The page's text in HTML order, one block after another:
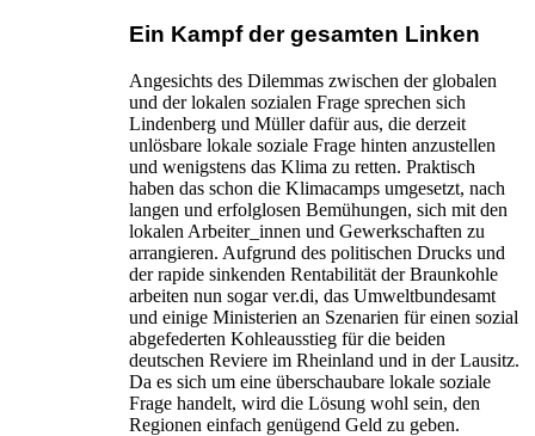
Ein Kampf der gesamten Linken
Angesichts des Dilemmas zwischen der globalen
und der lokalen sozialen Frage sprechen sich
Lindenberg und Müller dafür aus, die derzeit
unlösbare lokale soziale Frage hinten anzustellen
und wenigstens das Klima zu retten. Praktisch
haben das schon die Klimacamps umgesetzt, nach
langen und erfolglosen Bemühungen, sich mit den
lokalen Arbeiter_innen und Gewerkschaften zu
arrangieren. Aufgrund des politischen Drucks und
der rapide sinkenden Rentabilität der Braunkohle
arbeiten nun sogar ver.di, das Umweltbundesamt
und einige Ministerien an Szenarien für einen sozial
abgefederten Kohleausstieg für die beiden
deutschen Reviere im Rheinland und in der Lausitz.
Da es sich um eine überschaubare lokale soziale
Frage handelt, wird die Lösung wohl sein, den
Regionen einfach genügend Geld zu geben.